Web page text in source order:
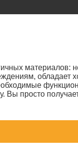
материалов:
Вы просто